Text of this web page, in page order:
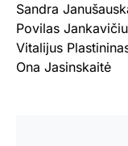
Sandra
Povilas
Vitalijus
Ona Jasinskaitė